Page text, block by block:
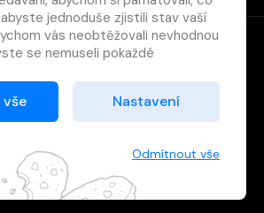
knihkupců a nakladatelů.
VytištěnoGrand IT s.r.o.
jednoduše zjistili stav vaší
vás neobtěžovali nevhodnou
se nemuseli pokaždé
souhlas se
cookies
nám ho dáte a pomůžete nám tak
Nastavení
Odmítnout vše